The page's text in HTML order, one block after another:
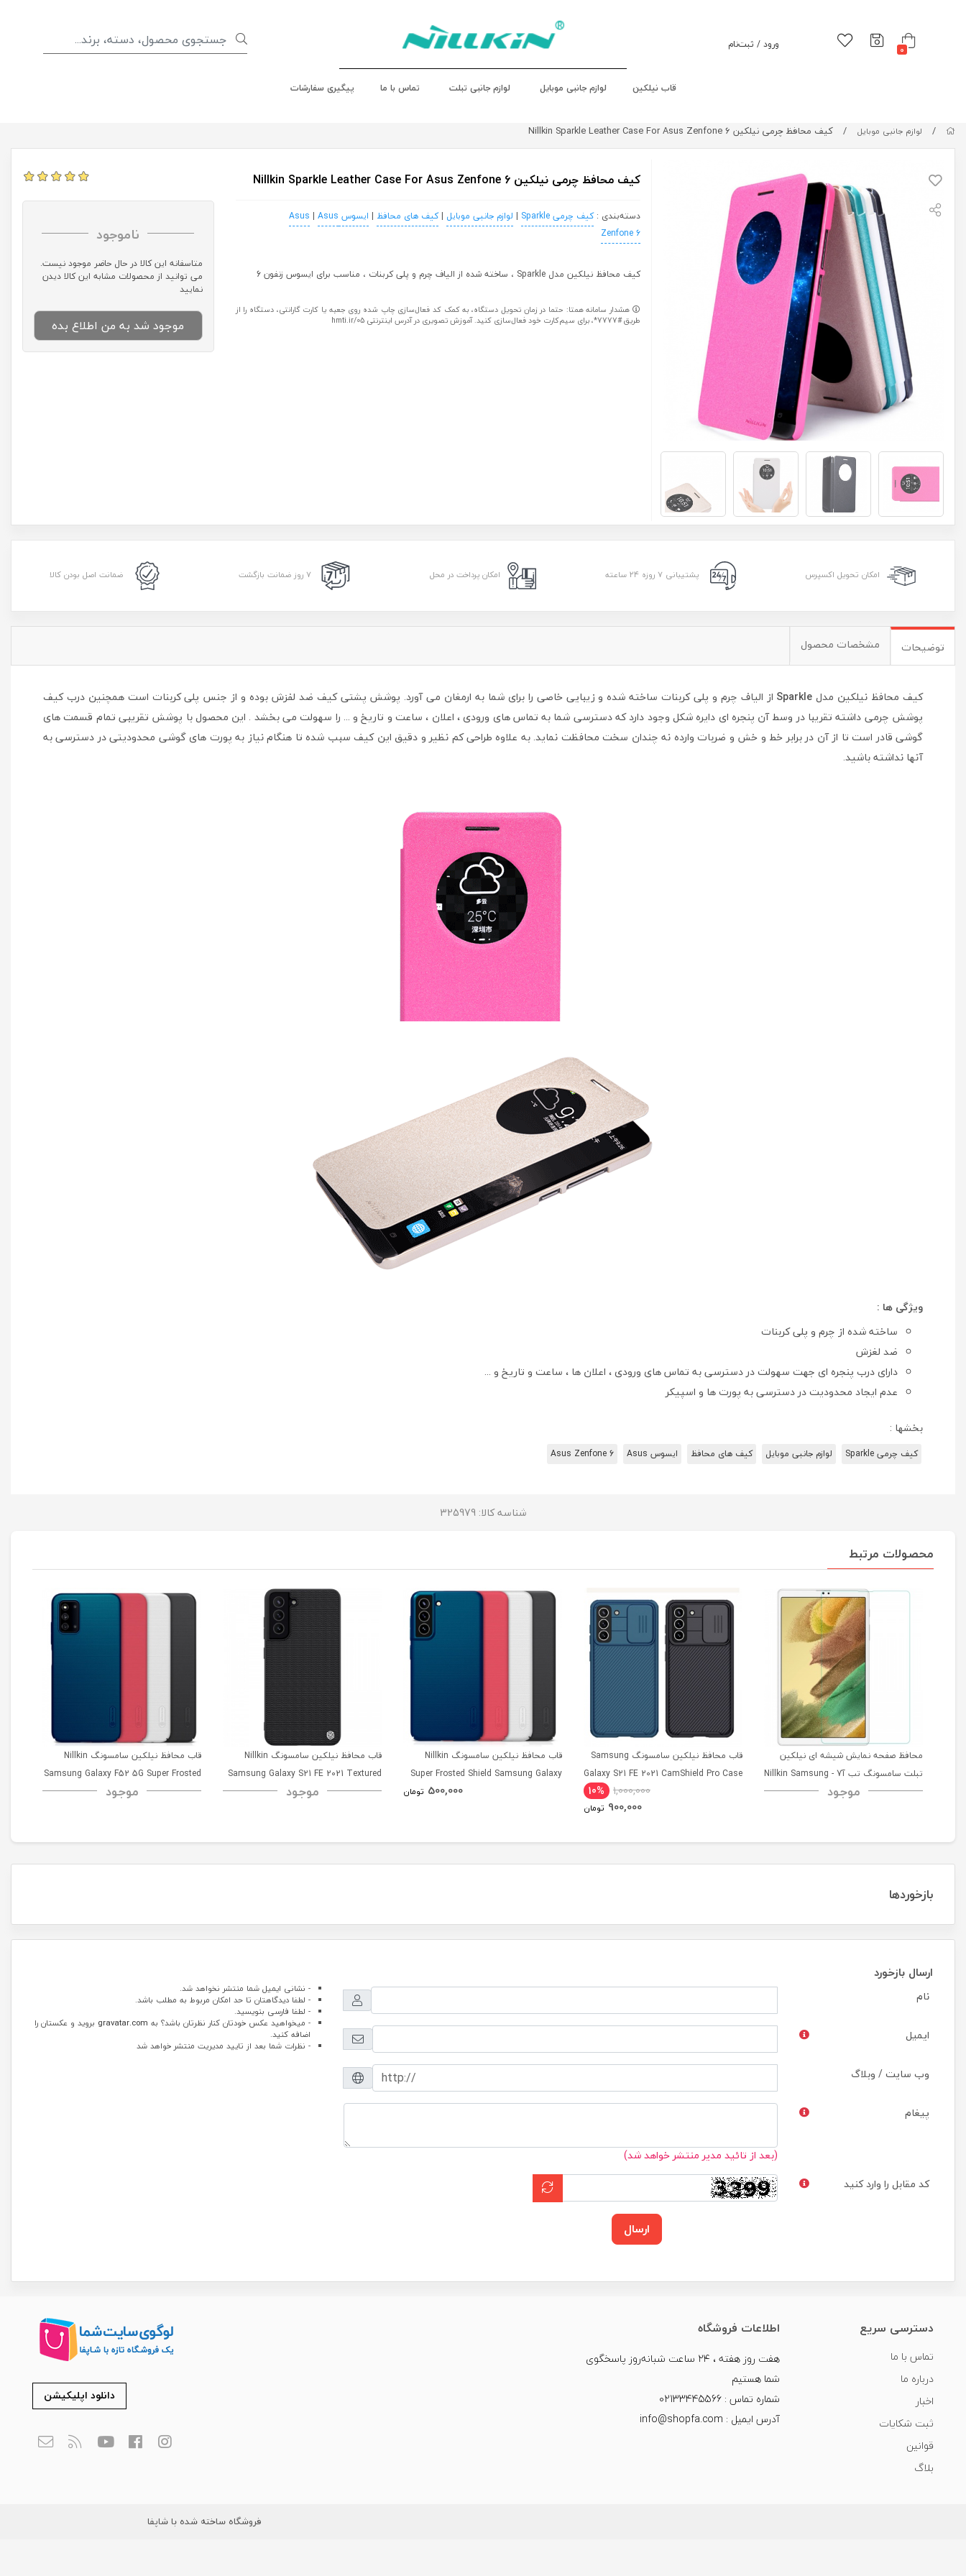
0 ورود / ثبت‌نام
قاب نیلکین لوازم جانبی موبایل لوازم جانبی تبلت تماس با ما پیگیری سفارشات
/ لوازم جانبی موبایل / کیف محافظ چرمی نیلکین Nillkin Sparkle Leather Case For Asus Zenfone 6
کیف محافظ چرمی نیلکین Nillkin Sparkle Leather Case For Asus Zenfone 6
دسته‌بندی :کیف چرمی Sparkle | لوازم جانبی موبایل |کیف های محافظ | ایسوس Asus | Asus
Zenfone 6
کیف محافظ نیلکین مدل Sparkle ، ساخته شده از الیاف چرم و پلی کربنات ، مناسب برای ایسوس زنفون 6
هشدار سامانه همتا: حتما در زمان تحویل دستگاه، به کمک کد فعال‌سازی چاپ شده روی جعبه یا کارت گارانتی، دستگاه را از
طریق #7777*، برای سیم‌کارت خود فعال‌سازی کنید. آموزش تصویری در آدرس اینترنتی hmti.ir/05
ناموجود
متاسفانه این کالا در حال حاضر موجود نیست.
می توانید از محصولات مشابه این کالا دیدن
نمایید
موجود شد به من اطلاع بده
امکان تحویل اکسپرس پشتیبانی ۷ روزه ۲۴ ساعته امکان پرداخت در محل ۷ روز ضمانت بازگشت ضمانت اصل بودن کالا
توضیحات مشخصات محصول
کيف محافظ نيلکين مدل Sparkle از الياف چرم و پلی کربنات ساخته شده و زيبایی خاصی را برای شما به ارمغان می آورد. پوشش پشتی کيف ضد لفزش بوده و از جنس پلی کربنات است همچنين درب کيف
پوشش چرمی داشته تقريبا در وسط آن پنجره ای دايره شکل وجود دارد که دسترسی شما به تماس های ورودی ، اعلان ، ساعت و تاريخ و ... را سهولت می بخشد . اين محصول با پوشش تقريبی تمام قسمت های
گوشی قادر است تا از آن در برابر خط و خش و ضربات وارده نه چندان سخت محافظت نمايد. به علاوه طراحی کم نظير و دقيق اين کيف سبب شده تا هنگام نياز به پورت های گوشی محدوديتی در دسترسی به
آنها نداشته باشيد.
ويژگی ها :
ساخته شده از چرم و پلی کربنات
ضد لغزش
دارای درب پنجره ای جهت سهولت در دسترسی به تماس های ورودی ، اعلان ها ، ساعت و تاريخ و ...
عدم ايجاد محدوديت در دسترسی به پورت ها و اسپيکر
بخشها :
کیف چرمی Sparkle لوازم جانبی موبایل کیف های محافظ ایسوس Asus Asus Zenfone 6
شناسه کالا: 325979
محصولات مرتبط
محافظ صفحه نمایش شیشه ای نیلکین
تبلت سامسونگ تب آ7 - Nillkin Samsung
Galaxy Tab A7 H+ Anti-explosion
موجود
قاب محافظ نیلکین سامسونگ Samsung
Galaxy S21 FE 2021 CamShield Pro Case
10% 1,000,000
900,000 تومان
قاب محافظ نیلکین سامسونگ Nillkin
Super Frosted Shield Samsung Galaxy
500,000 تومان
قاب محافظ نیلکین سامسونگ Nillkin
Samsung Galaxy S21 FE 2021 Textured
Case
موجود
قاب محافظ نیلکین سامسونگ Nillkin
Samsung Galaxy F52 5G Super Frosted
Shield
موجود
بازخوردها
ارسال بازخورد
نام
ایمیل
وب سایت / وبلاگ
پیغام
(بعد از تائید مدیر منتشر خواهد شد)
کد مقابل را وارد کنید
ارسال
- نشانی ایمیل شما منتشر نخواهد شد.
- لطفا دیدگاهتان تا حد امکان مربوط به مطلب باشد.
- لطفا فارسی بنویسید.
- میخواهید عکس خودتان کنار نظرتان باشد؟ به gravatar.com بروید و عکستان را
اضافه کنید.
- نظرات شما بعد از تایید مدیریت منتشر خواهد شد
دسترسی سریع
تماس با ما
درباره ما
اخبار
ثبت شکایات
قوانین
بلاگ
اطلاعات فروشگاه
هفت روز هفته ، ۲۴ ساعت شبانه‌روز پاسخگوی
شما هستیم
شماره تماس : 02133445566
آدرس ایمیل : info@shopfa.com
دانلود اپلیکیشن
فروشگاه ساخته شده با شاپفا